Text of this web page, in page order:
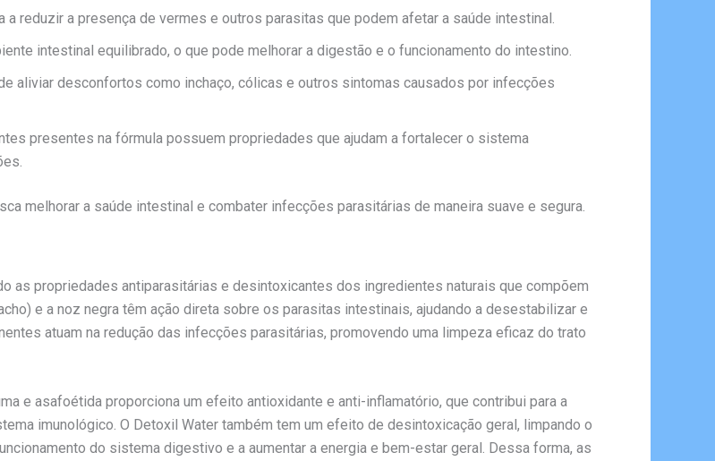
a reduzir a presença de vermes e outros parasitas que podem afetar a saúde intestinal.
intestinal equilibrado, o que pode melhorar a digestão e o funcionamento do intestino.
aliviar desconfortos como inchaço, cólicas e outros sintomas causados por infecções
presentes na fórmula possuem propriedades que ajudam a fortalecer o sistema
melhorar a saúde intestinal e combater infecções parasitárias de maneira suave e segura.
as propriedades antiparasitárias e desintoxicantes dos ingredientes naturais que compõem
e a noz negra têm ação direta sobre os parasitas intestinais, ajudando a desestabilizar e
atuam na redução das infecções parasitárias, promovendo uma limpeza eficaz do trato
e asafoétida proporciona um efeito antioxidante e anti-inflamatório, que contribui para a
imunológico. O Detoxil Water também tem um efeito de desintoxicação geral, limpando o
do sistema digestivo e a aumentar a energia e bem-estar geral. Dessa forma, as